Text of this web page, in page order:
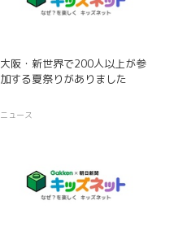
大阪・新世界で200人以上が参
加する夏祭りがありました
ニュース